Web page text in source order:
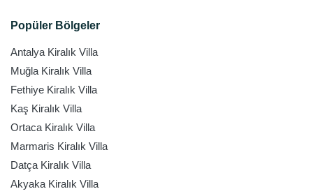
Popüler Bölgeler
Antalya Kiralık Villa
Muğla Kiralık Villa
Fethiye Kiralık Villa
Kaş Kiralık Villa
Ortaca Kiralık Villa
Marmaris Kiralık Villa
Datça Kiralık Villa
Akyaka Kiralık Villa